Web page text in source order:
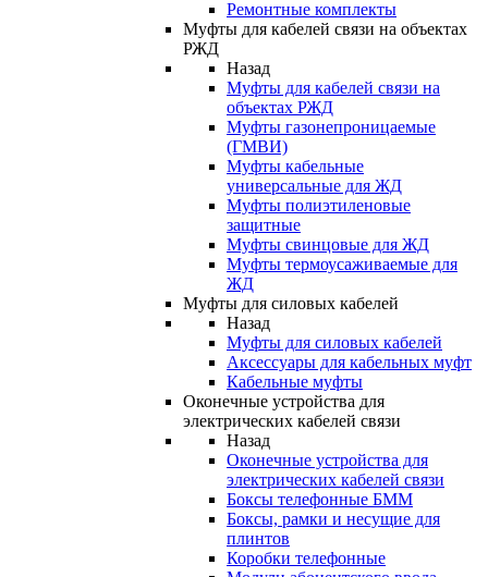
Ремонтные комплекты
Муфты для кабелей связи на объектах
РЖД
Назад
Муфты для кабелей связи на
объектах РЖД
Муфты газонепроницаемые
(ГМВИ)
Муфты кабельные
универсальные для ЖД
Муфты полиэтиленовые
защитные
Муфты свинцовые для ЖД
Муфты термоусаживаемые для
ЖД
Муфты для силовых кабелей
Назад
Муфты для силовых кабелей
Аксессуары для кабельных муфт
Кабельные муфты
Оконечные устройства для
электрических кабелей связи
Назад
Оконечные устройства для
электрических кабелей связи
Боксы телефонные БММ
Боксы, рамки и несущие для
плинтов
Коробки телефонные